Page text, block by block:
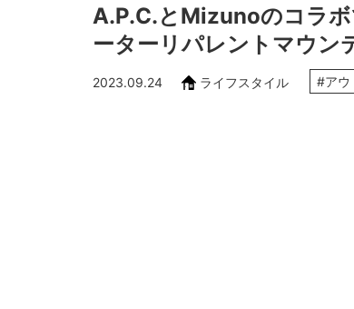
A.P.C.とMizunoのコラボ
ーターリパレントマウン
2023.09.24 ライフスタイル #アウ